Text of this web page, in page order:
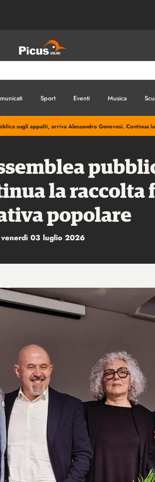
Sport Eventi Musica
sugli appalti, arriva Alessandro Genovesi.
la raccolta
popolare
venerdì 03 luglio 2026